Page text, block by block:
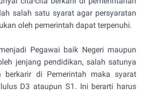
salah satu syarat agar persyaratan
oleh pemerintah dapat terpenuhi.
Pegawai baik Negeri maupun
jenjang pendidikan, salah satunya
berkarir di Pemerintah maka syarat
D3 ataupun S1. Ini berarti harus